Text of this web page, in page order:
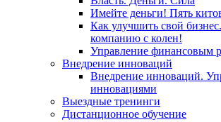
Имейте деньги! Пять
Как улучшить свой
компанию с колен!
Управление финансовым
Внедрение инноваций
Внедрение инноваций.
инновациями
Выездные тренинги
Дистанционное обучение